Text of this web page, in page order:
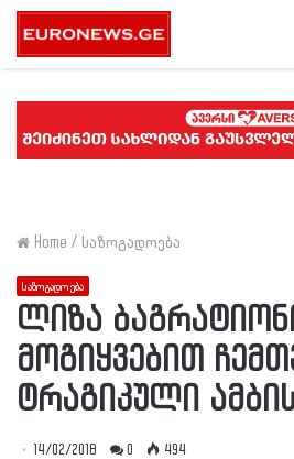
Home / საზოგადოება
საზოგადოება
ლიზა
მოგიყვებით
ტრაგიკული
14/02/2018 0 494